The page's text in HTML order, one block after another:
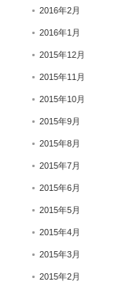
2016年2月
2016年1月
2015年12月
2015年11月
2015年10月
2015年9月
2015年8月
2015年7月
2015年6月
2015年5月
2015年4月
2015年3月
2015年2月